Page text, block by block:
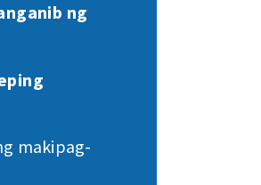
ng
makipag-